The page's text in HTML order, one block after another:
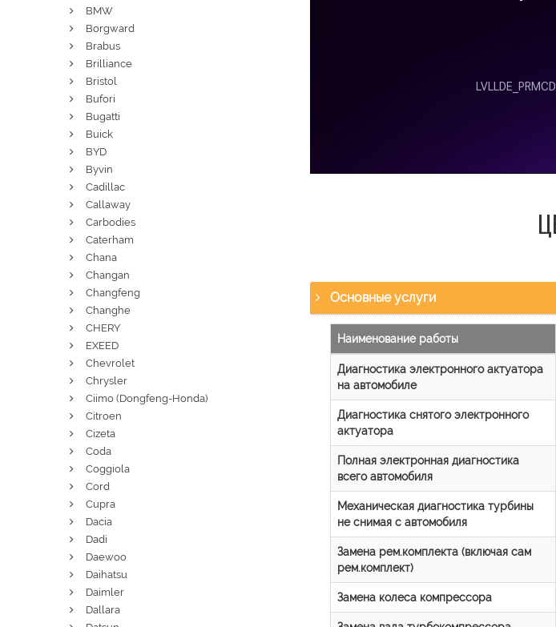
Основные услуги
Наименование работы
Диагностика электронного актуатора
на автомобиле
Диагностика снятого электронного
актуатора
Полная электронная диагностика
всего автомобиля
Механическая диагностика турбины
не снимая с автомобиля
Замена рем.комплекта (включая сам
рем.комплект)
Замена колеса компрессора
BMW
Borgward
Brabus
Brilliance
Bristol
Bufori
Bugatti
Buick
BYD
Byvin
Cadillac
Callaway
Carbodies
Caterham
Chana
Changan
Changfeng
Changhe
CHERY
EXEED
Chevrolet
Chrysler
Ciimo (Dongfeng-Honda)
Citroen
Cizeta
Coda
Coggiola
Cord
Cupra
Dacia
Dadi
Daewoo
Daihatsu
Daimler
Dallara